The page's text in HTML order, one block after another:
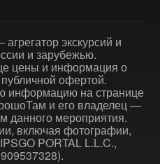
экскурсий и
и зарубежью.
цены и информация о
офертой.
информацию на странице
и его владелец —
данного мероприятия.
включая фотографии,
PORTAL L.L.C.,